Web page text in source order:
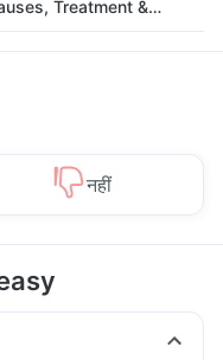
Treatment &
नहीं